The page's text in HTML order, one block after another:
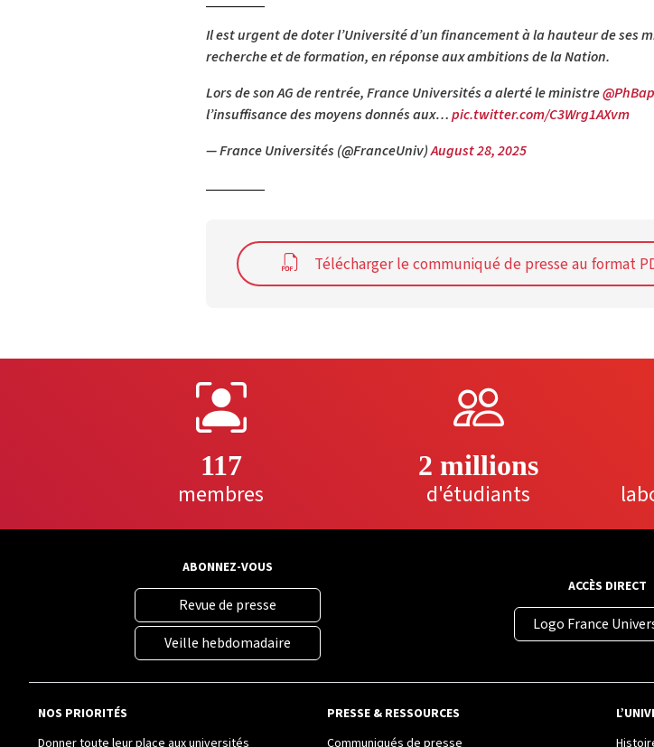
Il est urgent de doter l’Université d’un financement à la hauteur de ses
recherche et de formation, en réponse aux ambitions de la Nation.
Lors de son AG de rentrée, France Universités a alerté le ministre
l’insuffisance des moyens donnés aux…pic.twitter.com/C3Wrg1AXvm
— France Universités (@FranceUniv)August 28, 2025
Télécharger le communiqué de presse au format
117
membres
2 millions
d'étudiants
ABONNEZ-VOUS
Revue de presse
Veille hebdomadaire
ACCÈS DIRECT
Logo France
NOS PRIORITÉS
Donner toute leur place aux universités
PRESSE & RESSOURCES
Communiqués de presse